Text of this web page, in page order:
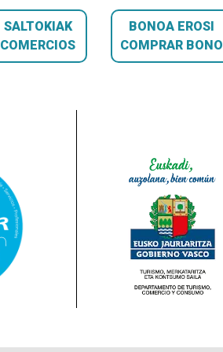
SALTOKIAK
COMERCIOS
BONOA EROSI
COMPRAR BONO